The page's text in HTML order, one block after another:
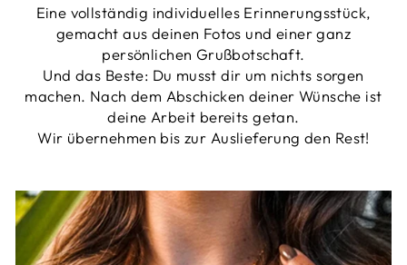
Eine vollständig individuelles Erinnerungsstück,
gemacht aus deinen Fotos und einer ganz
persönlichen Grußbotschaft.
Und das Beste: Du musst dir um nichts sorgen
machen. Nach dem Abschicken deiner Wünsche ist
deine Arbeit bereits getan.
Wir übernehmen bis zur Auslieferung den Rest!